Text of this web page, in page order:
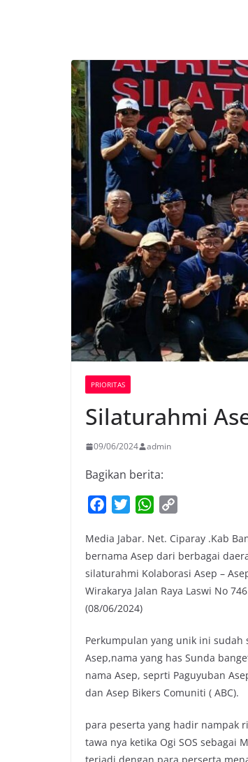
PRIORITAS
Silaturahmi
09/06/2024 admin
Bagikan berita:
c
e
b
o
o
i
t
t
e
r
W
a
t
s
A
p
y
L
i
Media Jabar. Net. Ciparay .Kab
bernama Asep dari berbagai
silaturahmi Kolaborasi Asep –
Wirakarya Jalan Raya Laswi No
(08/06/2024)
Perkumpulan yang unik ini sudah
Asep,nama yang has Sunda
nama Asep, seprti Paguyuban
dan Asep Bikers Comuniti ( ABC).
para peserta yang hadir nampak
tawa nya ketika Ogi SOS sebagai